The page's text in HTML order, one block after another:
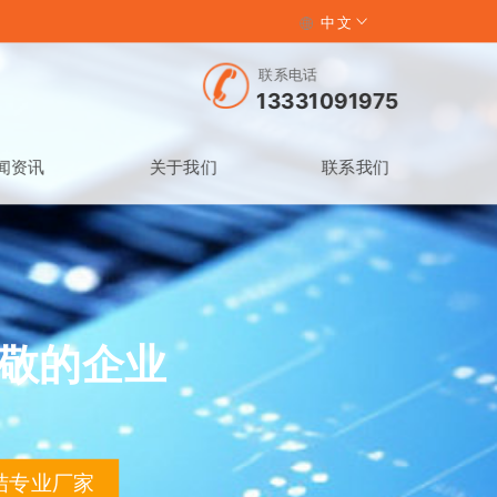
13331091975
联系电话
中文
资讯 关于我们 联系我们
的企业
业厂家